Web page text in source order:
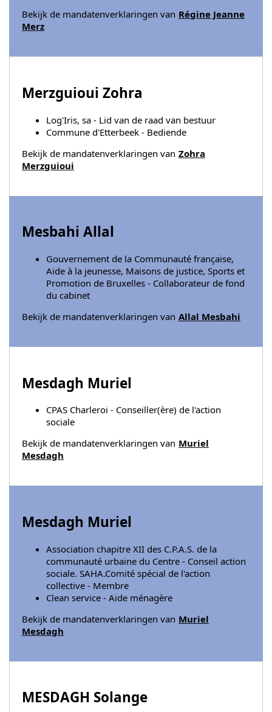
Bekijk de mandatenverklaringen van Régine Jeanne
Merz
Merzguioui Zohra
Log'Iris, sa - Lid van de raad van bestuur
Commune d'Etterbeek - Bediende
Bekijk de mandatenverklaringen van Zohra
Merzguioui
Mesbahi Allal
Gouvernement de la Communauté française,
Aide à la jeunesse, Maisons de justice, Sports et
Promotion de Bruxelles - Collaborateur de fond
du cabinet
Bekijk de mandatenverklaringen van Allal Mesbahi
Mesdagh Muriel
CPAS Charleroi - Conseiller(ère) de l'action
sociale
Bekijk de mandatenverklaringen van Muriel
Mesdagh
Mesdagh Muriel
Association chapitre XII des C.P.A.S. de la
communauté urbaine du Centre - Conseil action
sociale. SAHA.Comité spécial de l'action
collective - Membre
Clean service - Aide ménagère
Bekijk de mandatenverklaringen van Muriel
Mesdagh
MESDAGH Solange